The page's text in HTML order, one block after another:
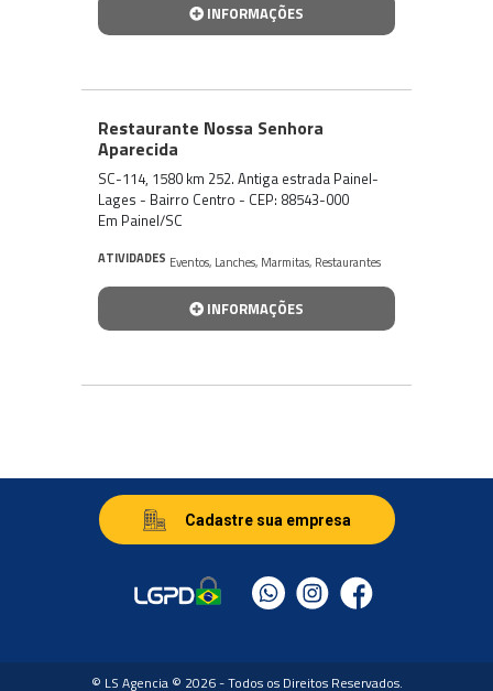
INFORMAÇÕES
Restaurante Nossa Senhora
Aparecida
SC-114, 1580 km 252. Antiga estrada Painel-
Lages - Bairro Centro - CEP: 88543-000
Em Painel/SC
ATIVIDADES Eventos, Lanches, Marmitas, Restaurantes
INFORMAÇÕES
Cadastre sua empresa
© LS Agencia © 2026 - Todos os Direitos Reservados.